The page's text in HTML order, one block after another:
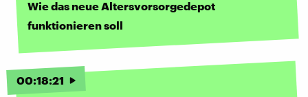
Wie das neue Altersvorsorgedepot
funktionieren soll
00:18:21